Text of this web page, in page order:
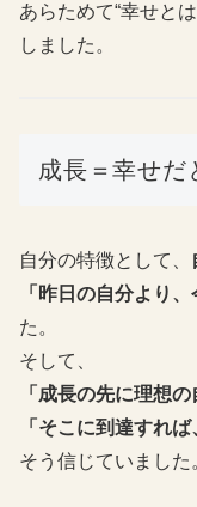
あらためて“幸せと
しました。
成長＝幸せだ
自分の特徴として、
「昨日の自分より、
た。
そして、
「成長の先に理想の
「そこに到達すれ
そう信じていました